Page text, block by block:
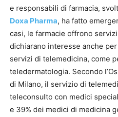
e responsabili di farmacia,
Doxa Pharma, ha fatto
casi, le farmacie offrono
dichiarano interesse anche
servizi di telemedicina, come
teledermatologia. Secondo
di Milano, il servizio di
teleconsulto con medici
e 39% dei medici di medicina